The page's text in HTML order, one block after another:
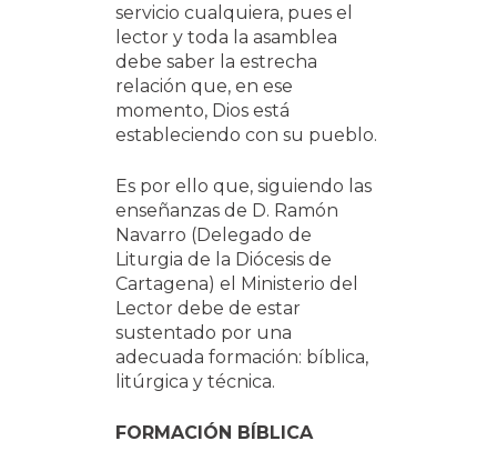
servicio cualquiera, pues el
lector y toda la asamblea
debe saber la estrecha
relación que, en ese
momento, Dios está
estableciendo con su pueblo.
Es por ello que, siguiendo las
enseñanzas de D. Ramón
Navarro (Delegado de
Liturgia de la Diócesis de
Cartagena) el Ministerio del
Lector debe de estar
sustentado por una
adecuada formación: bíblica,
litúrgica y técnica.
FORMACIÓN BÍBLICA